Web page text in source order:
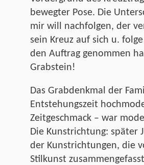
bewegter Pose. Die
mir will nachfolgen, der
sein Kreuz auf sich u.
den Auftrag genommen
Grabstein!
Das Grabdenkmal der
Entstehungszeit
Zeitgeschmack – war
Die Kunstrichtung: später
der Kunstrichtungen, die
Stilkunst